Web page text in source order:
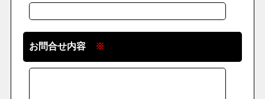
お問合せ内容 ※